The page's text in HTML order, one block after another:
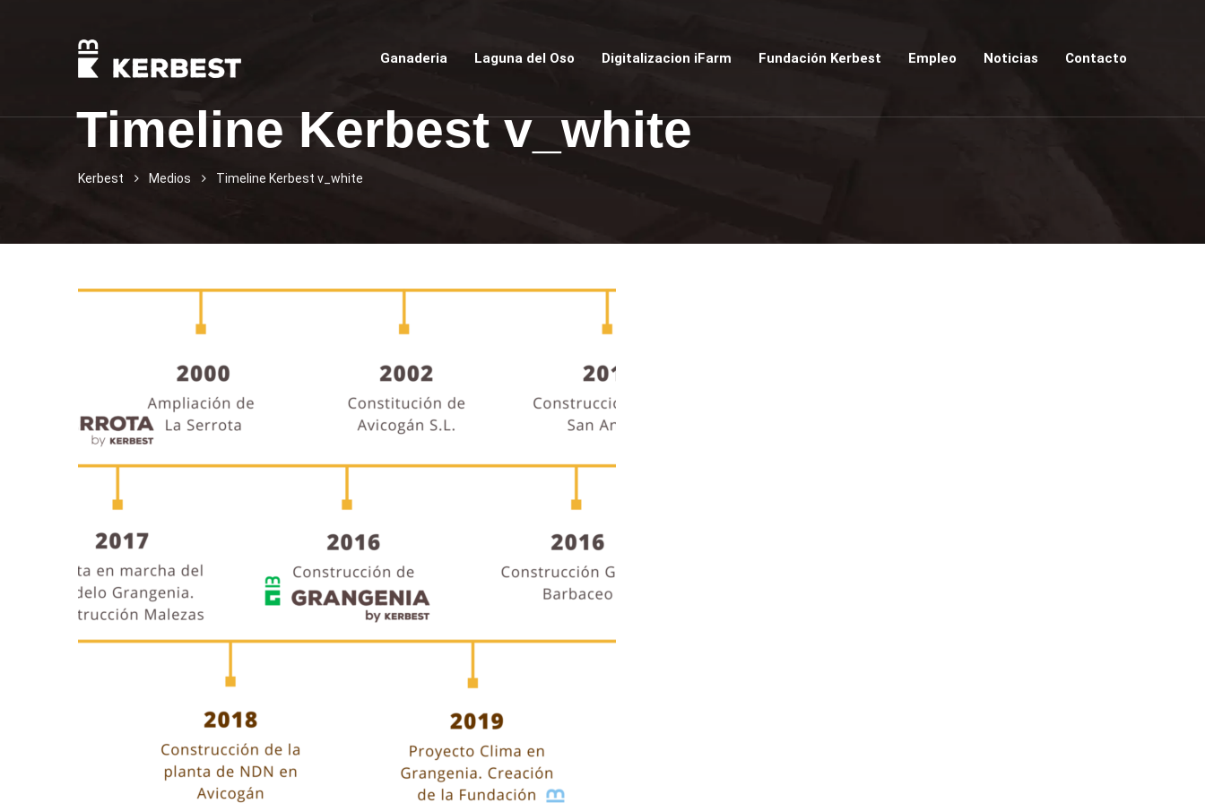
Ganaderia Laguna del Oso Digitalizacion iFarm Fundación Kerbest Empleo Noticias Contacto
Timeline Kerbest v_white
Kerbest Medios Timeline Kerbest v_white